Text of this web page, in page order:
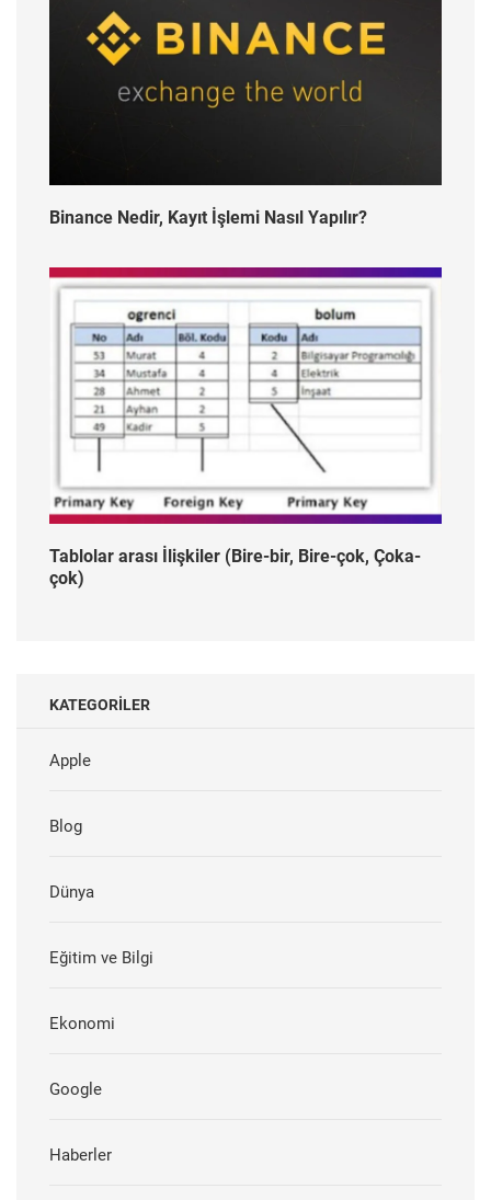
Binance Nedir, Kayıt İşlemi Nasıl Yapılır?
Tablolar arası İlişkiler (Bire-bir, Bire-çok, Çoka-
çok)
KATEGORILER
Apple
Blog
Dünya
Eğitim ve Bilgi
Ekonomi
Google
Haberler